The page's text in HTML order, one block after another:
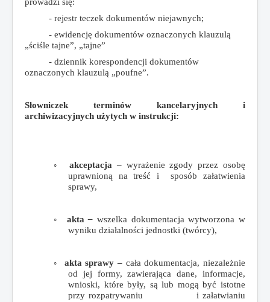
- rejestr teczek dokumentów niejawnych;
- ewidencję dokumentów oznaczonych klauzulą
„ściśle tajne”, „tajne”
- dziennik korespondencji dokumentów
oznaczonych klauzulą „poufne”.
Słowniczek terminów kancelaryjnych i
archiwizacyjnych użytych w instrukcji:
◦ akceptacja – wyrażenie zgody przez osobę
uprawnioną na treść i sposób załatwienia
sprawy,
◦ akta–wszelka dokumentacja wytworzona w
wyniku działalności jednostki (twórcy),
◦ akta sprawy – cała dokumentacja, niezależnie
od jej formy, zawierająca dane, informacje,
wnioski, które były, są lub mogą być istotne
przy rozpatrywaniu i załatwianiu